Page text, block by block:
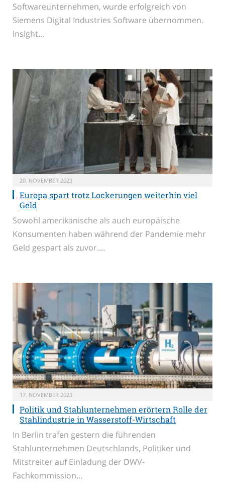
Softwareunternehmen, wurde erfolgreich von
Siemens Digital Industries Software übernommen.
Insight…
20. NOVEMBER 2023
Europa spart trotz Lockerungen weiterhin viel
Geld
Sowohl amerikanische als auch europäische
Konsumenten haben während der Pandemie mehr
Geld gespart als zuvor.…
17. NOVEMBER 2023
Politik und Stahlunternehmen erörtern Rolle der
Stahlindustrie in Wasserstoff-Wirtschaft
In Berlin trafen gestern die führenden
Stahlunternehmen Deutschlands, Politiker und
Mitstreiter auf Einladung der DWV-
Fachkommission…